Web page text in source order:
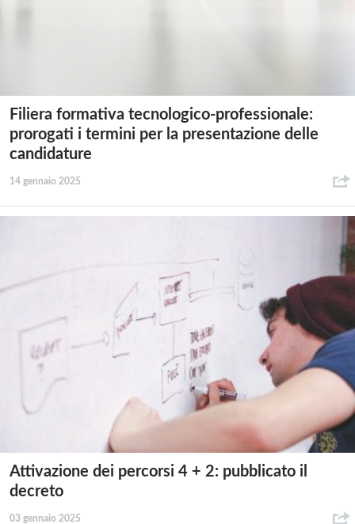
Filiera formativa tecnologico-professionale:
prorogati i termini per la presentazione delle
candidature
14 gennaio 2025
Attivazione dei percorsi 4 + 2: pubblicato il
decreto
03 gennaio 2025